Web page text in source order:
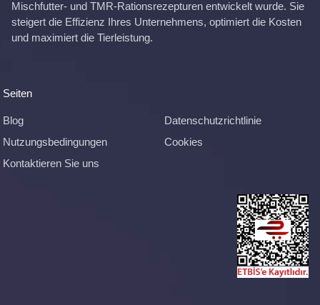
Mischfutter- und TMR-Rationsrezepturen entwickelt wurde. Sie
steigert die Effizienz Ihres Unternehmens, optimiert die Kosten
und maximiert die Tierleistung.
Seiten
Blog
Datenschutzrichtlinie
Nutzungsbedingungen
Cookies
Kontaktieren Sie uns